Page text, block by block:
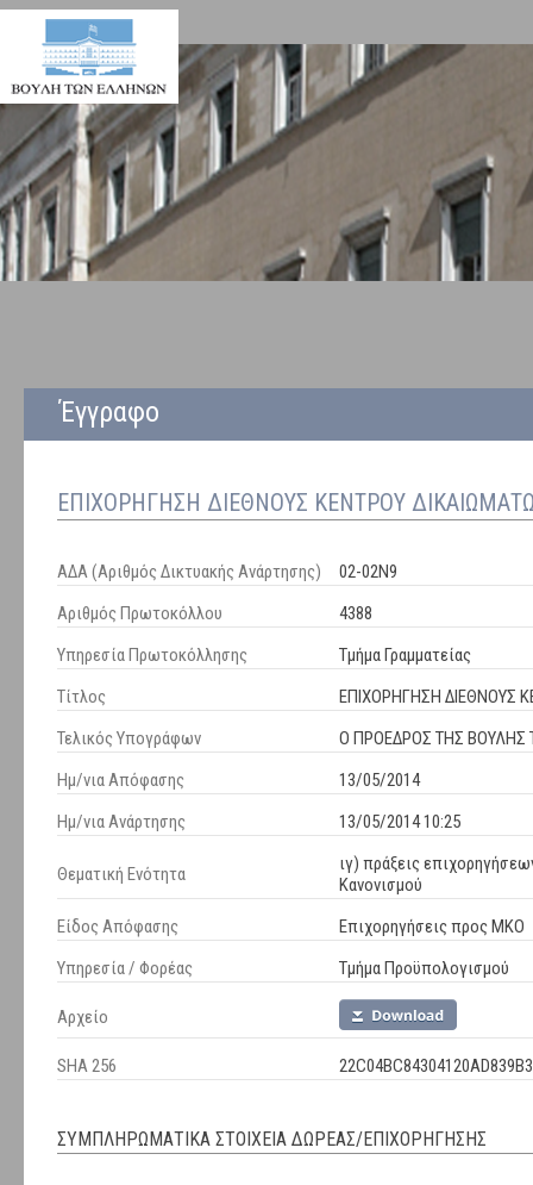
Έγγραφο
ΕΠΙΧΟΡΗΓΗΣΗ ΔΙΕΘΝΟΥΣ ΚΕΝΤΡΟΥ
ΑΔΑ (Αριθμός Δικτυακής Ανάρτησης)
02-02Ν9
Αριθμός Πρωτοκόλλου
4388
Υπηρεσία Πρωτοκόλλησης
Τμήμα Γραμματείας
Τίτλος
ΕΠΙΧΟΡΗΓΗΣΗ ΔΙΕΘΝΟΥΣ
Τελικός Υπογράφων
Ο ΠΡΟΕΔΡΟΣ ΤΗΣ ΒΟΥΛΗΣ
Ημ/νια Απόφασης
13/05/2014
Ημ/νια Ανάρτησης
13/05/2014 10:25
Θεματική Ενότητα
ιγ) πράξεις
Κανονισμού
Είδος Απόφασης
Επιχορηγήσεις προς ΜΚΟ
Υπηρεσία / Φορέας
Τμήμα Προϋπολογισμού
Αρχείο
SHA 256
ΣΥΜΠΛΗΡΩΜΑΤΙΚΑ ΣΤΟΙΧΕΙΑ ΔΩΡΕΑΣ/ΕΠΙΧΟΡΗΓΗΣΗΣ